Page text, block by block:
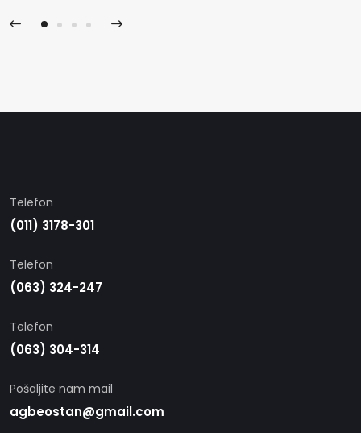
Telefon
(011) 3178-301
Telefon
(063) 324-247
Telefon
(063) 304-314
Pošaljite nam mail
agbeostan@gmail.com